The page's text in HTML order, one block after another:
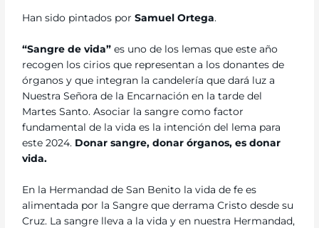
Han sido pintados porSamuel Ortega.
“Sangre de vida” es uno de los lemas que este año
recogen los cirios que representan a los donantes de
órganos y que integran la candelería que dará luz a
Nuestra Señora de la Encarnación en la tarde del
Martes Santo. Asociar la sangre como factor
fundamental de la vida es la intención del lema para
este 2024. Donar sangre, donar órganos, es donar
vida.
En la Hermandad de San Benito la vida de fe es
alimentada por la Sangre que derrama Cristo desde su
Cruz. La sangre lleva a la vida y en nuestra Hermandad,